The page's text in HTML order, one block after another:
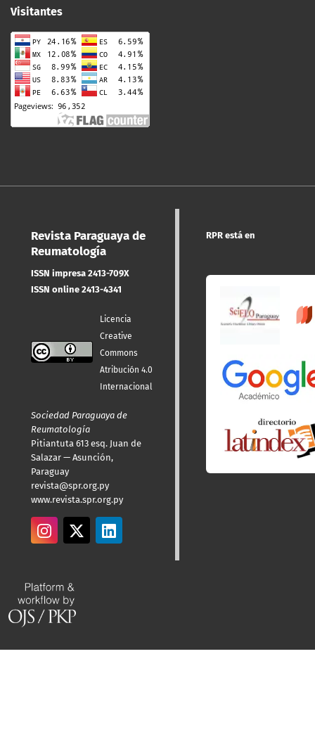
Visitantes
Revista Paraguaya de
Reumatología
ISSN impresa 2413-709X
ISSN online 2413-4341
Licencia
Creative
Commons
Atribución 4.0
Internacional
Sociedad Paraguaya de
Reumatología
Pitiantuta 613 esq. Juan de
Salazar — Asunción,
Paraguay
revista@spr.org.py
www.revista.spr.org.py
RPR está en